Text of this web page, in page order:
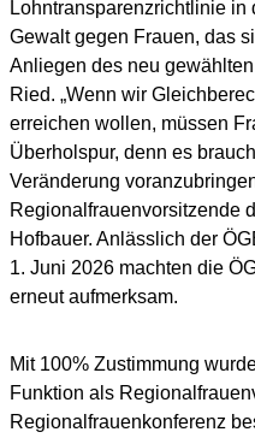
Lohntransparenzrichtlinie
Gewalt gegen Frauen, das
Anliegen des neu
Ried. „Wenn wir
erreichen wollen, müssen
Überholspur, denn es
Veränderung
Regionalfrauenvorsitzende
Hofbauer. Anlässlich der
1. Juni 2026 machten die
erneut aufmerksam.
Mit 100% Zustimmung
Funktion als
Regionalfrauenkonferenz